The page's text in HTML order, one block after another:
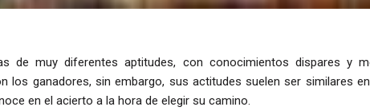
de muy diferentes aptitudes, con conocimientos dispares y
los ganadores, sin embargo, sus actitudes suelen ser similares
en el acierto a la hora de elegir su camino.